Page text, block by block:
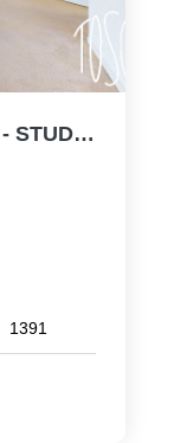
EXCLUSIVITE - ALFORTVILLE - STUDIO DE 30,82 M² AVEC BALCON...
1391